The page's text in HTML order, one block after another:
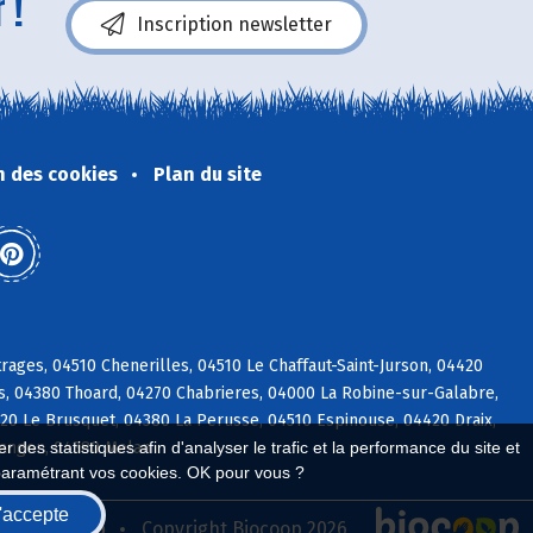
des statistiques afin d'analyser le trafic et la performance du site et
vos cookies. OK pour vous ?
! Inscription newsletter
des cookies Plan du site
04510 Chenerilles, 04510 Le Chaffaut-Saint-Jurson, 04420
04380 Thoard, 04270 Chabrieres, 04000 La Robine-sur-Galabre,
Le Brusquet, 04380 La Perusse, 04510 Espinouse, 04420 Draix,
04380 Melan
Biocoop Copyright Biocoop 2026